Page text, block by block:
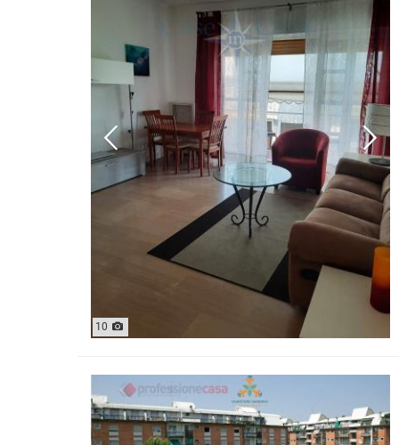
CASE INDIPENDENTI
LOFT
MANSARDE
VILLE
RUSTICI E CASALI
NEGOZI
UFFICI
IMMOBILI IN AFFITTO
RESIDENZIALI
BILOCALI
ATTICI
CASE INDIPENDENTI
LOFT
NEGOZI
10